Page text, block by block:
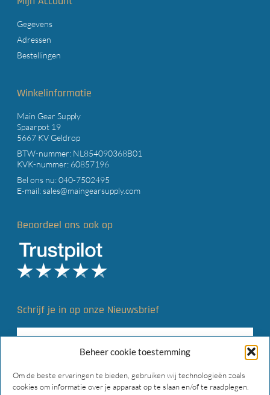
Beheer cookie toestemming
Om de beste ervaringen te bieden, gebruiken wij technologieën zoals
cookies om informatie over je apparaat op te slaan en/of te raadplegen.
Gegevens
Adressen
Bestellingen
Winkelinformatie
Main Gear Supply
Spaarpot 19
5667 KV Geldrop
BTW-nummer: NL854090368B01
KVK-nummer: 60857196
Bel ons nu:040-7502495
E-mail:sales@maingearsupply.com
Beoordeel ons ook op
Schrijf je in op onze Nieuwsbrief